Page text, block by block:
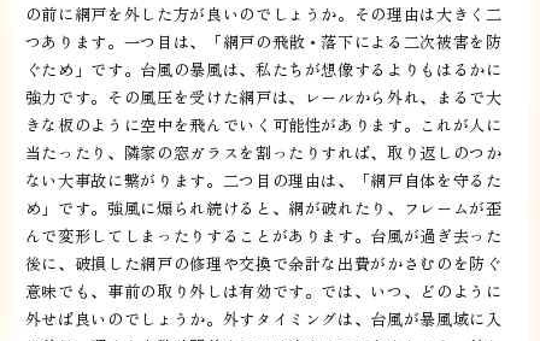
の前に網戸を外した方が良いのでしょうか。その理由は大きく二
つあります。一つ目は、「網戸の飛散・落下による二次被害を防
ぐため」です。台風の暴風は、私たちが想像するよりもはるかに
強力です。その風圧を受けた網戸は、レールから外れ、まるで大
きな板のように空中を飛んでいく可能性があります。これが人に
当たったり、隣家の窓ガラスを割ったりすれば、取り返しのつか
ない大事故に繋がります。二つ目の理由は、「網戸自体を守るた
め」です。強風に煽られ続けると、網が破れたり、フレームが歪
んで変形してしまったりすることがあります。台風が過ぎ去った
後に、破損した網戸の修理や交換で余計な出費がかさむのを防ぐ
意味でも、事前の取り外しは有効です。では、いつ、どのように
外せば良いのでしょうか。外すタイミングは、台風が暴風域に入